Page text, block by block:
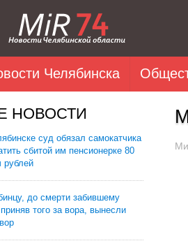
Челябинска
НОВОСТИ
суд обязал самокатчика
сбитой им пенсионерке 80
рублей
до смерти забившему
того за вора, вынесли